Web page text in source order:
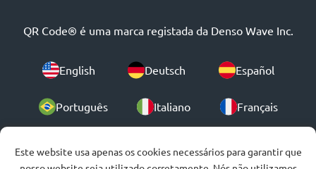
QR Code® é uma marca registada da Denso Wave Inc.
English Deutsch Español
Português Italiano Français
Este website usa apenas os cookies necessários para garantir que